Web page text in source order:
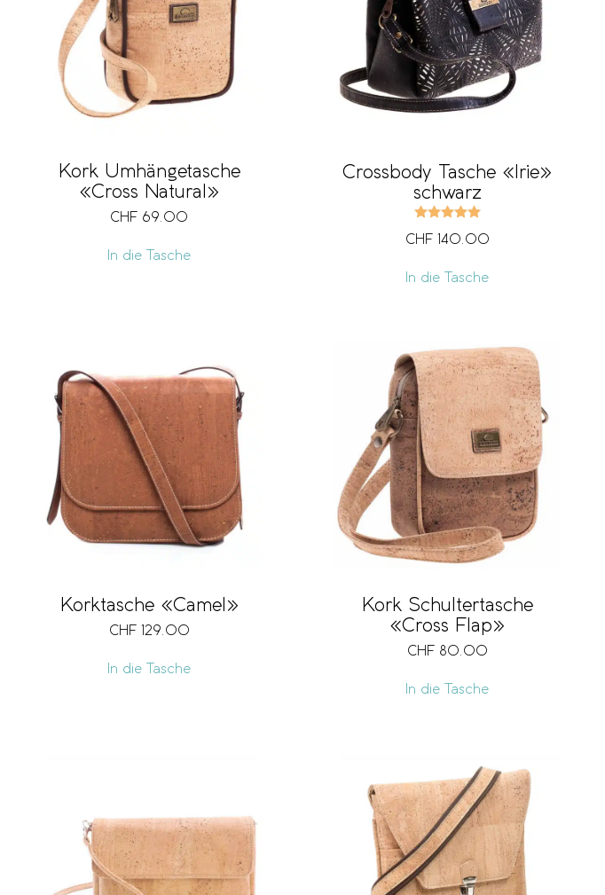
Kork Umhängetasche
«Cross Natural»
CHF 69.00
In die Tasche
Crossbody Tasche «Irie»
schwarz
Bewertet mit
CHF 140.00
In die Tasche
Korktasche «Camel»
CHF 129.00
In die Tasche
Kork Schultertasche
«Cross Flap»
CHF 80.00
In die Tasche